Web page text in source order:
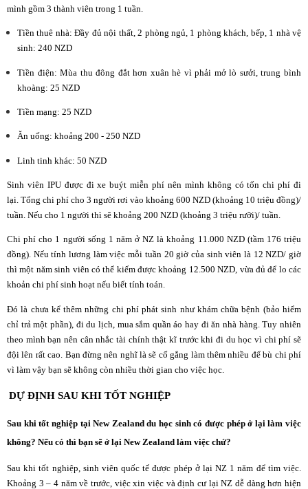
mình gồm 3 thành viên trong 1 tuần.
Tiền thuê nhà: Đầy đủ nội thất, 2 phòng ngủ, 1 phòng khách, bếp, 1 nhà vệ
sinh: 240 NZD
Tiền điện: Mùa thu đông đắt hơn xuân hè vì phải mở lò sưởi, trung bình
khoàng: 25 NZD
Tiền mạng: 25 NZD
Ăn uống: khoảng 200 - 250 NZD
Linh tinh khác: 50 NZD
Sinh viên IPU được đi xe buýt miễn phí nên mình không có tốn chi phí đi
lại. Tổng chi phí cho 3 người rơi vào khoảng 600 NZD (khoảng 10 triệu đồng)/
tuần. Nếu cho 1 người thì sẽ khoảng 200 NZD (khoảng 3 triệu rưỡi)/ tuần.
Chi phí cho 1 người sống 1 năm ở NZ là khoảng 11.000 NZD (tầm 176 triệu
đồng). Nếu tính lương làm việc mỗi tuần 20 giờ của sinh viên là 12 NZD/ giờ
thì một năm sinh viên có thể kiếm được khoảng 12.500 NZD, vừa đủ để lo các
khoản chi phí sinh hoạt nếu biết tính toán.
Đó là chưa kể thêm những chi phí phát sinh như khám chữa bệnh (bảo hiểm
chỉ trả một phần), đi du lịch, mua sắm quần áo hay đi ăn nhà hàng. Tuy nhiên
theo mình bạn nên cân nhắc tài chính thật kĩ trước khi đi du học vì chi phí sẽ
đội lên rất cao. Bạn đừng nên nghĩ là sẽ cố gắng làm thêm nhiều để bù chi phí
vì làm vậy bạn sẽ không còn nhiều thời gian cho việc học.
DỰ ĐỊNH SAU KHI TỐT NGHIỆP
Sau khi tốt nghiệp tại New Zealand du học sinh có được phép ở lại làm việc
không? Nếu có thì bạn sẽ ở lại New Zealand làm việc chứ?
Sau khi tốt nghiệp, sinh viên quốc tế được phép ở lại NZ 1 năm để tìm việc.
Khoảng 3 – 4 năm về trước, việc xin việc và định cư lại NZ dễ dàng hơn hiện